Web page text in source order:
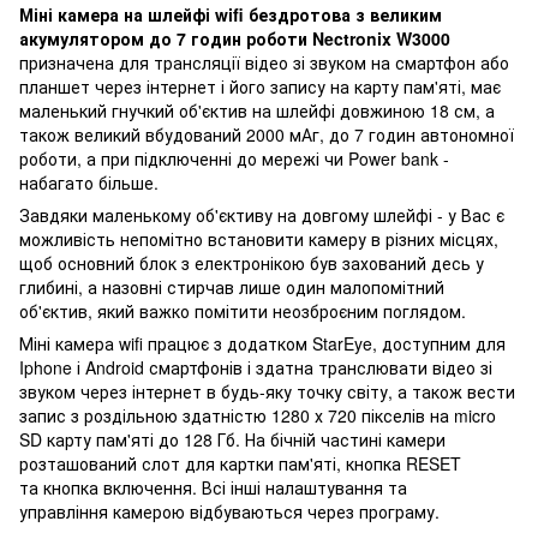
Міні камера на шлейфі wifi бездротова з великим
акумулятором до 7 годин роботи Nectronix W3000
призначена для трансляції відео зі звуком на смартфон або
планшет через інтернет і його запису на карту пам'яті, має
маленький гнучкий об'єктив на шлейфі довжиною 18 см, а
також великий вбудований 2000 мАг, до 7 годин автономної
роботи, а при підключенні до мережі чи Power bank -
набагато більше.
Завдяки маленькому об'єктиву на довгому шлейфі - у Вас є
можливість непомітно встановити камеру в різних місцях,
щоб основний блок з електронікою був захований десь у
глибині, а назовні стирчав лише один малопомітний
об'єктив, який важко помітити неозброєним поглядом.
Міні камера wifi працює з додатком StarEye, доступним для
Iphone і Android смартфонів і здатна транслювати відео зі
звуком через інтернет в будь-яку точку світу, а також вести
запис з роздільною здатністю 1280 х 720 пікселів на micro
SD карту пам'яті до 128 Гб. На бічній частині камери
розташований слот для картки пам'яті, кнопка RESET
та кнопка включення. Всі інші налаштування та
управління камерою відбуваються через програму.